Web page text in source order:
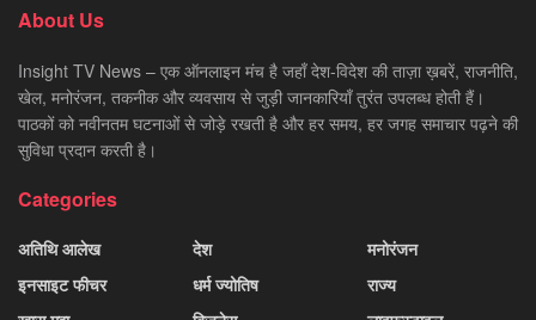
About Us
Insight TV News – एक ऑनलाइन मंच है जहाँ देश-विदेश की ताज़ा ख़बरें, राजनीति,
खेल, मनोरंजन, तकनीक और व्यवसाय से जुड़ी जानकारियाँ तुरंत उपलब्ध होती हैं।
पाठकों को नवीनतम घटनाओं से जोड़े रखती है और हर समय, हर जगह समाचार पढ़ने की
सुविधा प्रदान करती है।
Categories
अतिथि आलेख
इनसाइट फीचर
देश
धर्म ज्योतिष
मनोरंजन
राज्य